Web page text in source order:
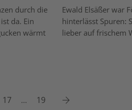
durch die
da. Ein
wärmt
Ewald Elsäßer war
hinterlässt Spuren:
lieber auf frischem
17 ... 19 Next